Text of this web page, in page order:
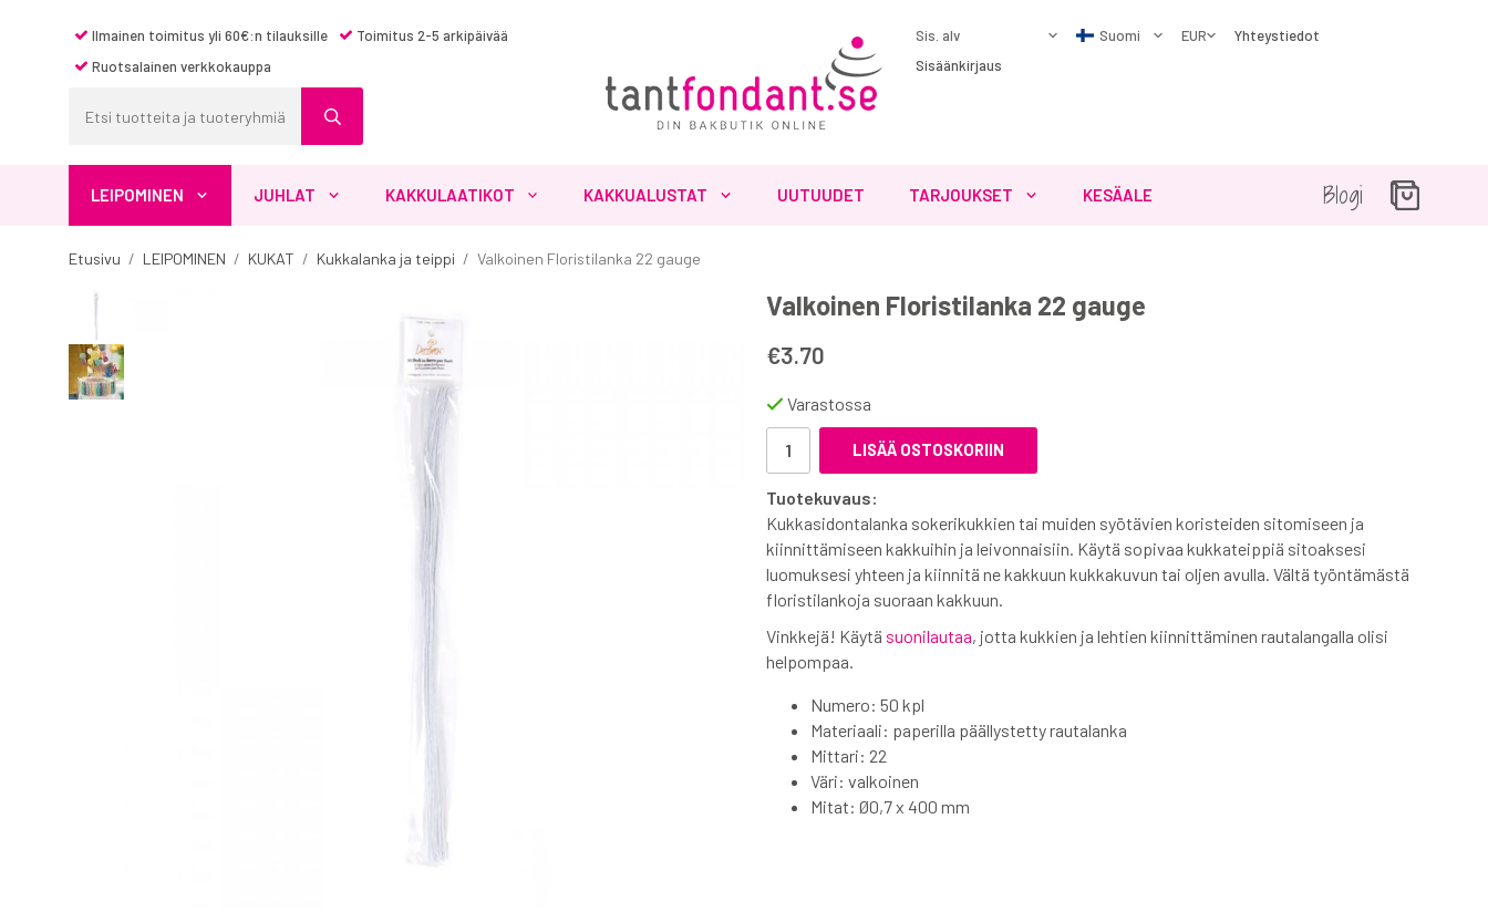
Ilmainen toimitus yli 60€:n tilauksille
Toimitus 2-5 arkipäivää
Ruotsalainen verkkokauppa
Yhteystiedot
Sisäänkirjaus
LEIPOMINEN JUHLAT KAKKULAATIKOT KAKKUALUSTAT UUTUUDET TARJOUKSET KESÄALE Blogi
Etusivu / LEIPOMINEN / KUKAT / Kukkalanka ja teippi / Valkoinen Floristilanka 22 gauge
Valkoinen Floristilanka 22 gauge
€3.70
Varastossa
LISÄÄ OSTOSKORIIN
Tuotekuvaus:
Kukkasidontalanka sokerikukkien tai muiden syötävien koristeiden sitomiseen ja
kiinnittämiseen kakkuihin ja leivonnaisiin. Käytä sopivaa kukkateippiä sitoaksesi
luomuksesi yhteen ja kiinnitä ne kakkuun kukkakuvun tai oljen avulla. Vältä työntämästä
floristilankoja suoraan kakkuun.
Vinkkejä! Käytä suonilautaa, jotta kukkien ja lehtien kiinnittäminen rautalangalla olisi
helpompaa.
Numero: 50 kpl
Materiaali: paperilla päällystetty rautalanka
Mittari: 22
Väri: valkoinen
Mitat: Ø0,7 x 400 mm